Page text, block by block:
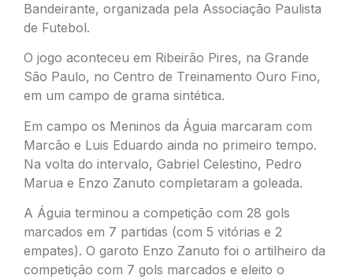
Bandeirante, organizada pela Associação Paulista
de Futebol.
O jogo aconteceu em Ribeirão Pires, na Grande
São Paulo, no Centro de Treinamento Ouro Fino,
em um campo de grama sintética.
Em campo os Meninos da Águia marcaram com
Marcão e Luis Eduardo ainda no primeiro tempo.
Na volta do intervalo, Gabriel Celestino, Pedro
Marua e Enzo Zanuto completaram a goleada.
A Águia terminou a competição com 28 gols
marcados em 7 partidas (com 5 vitórias e 2
empates). O garoto Enzo Zanuto foi o artilheiro da
competição com 7 gols marcados e eleito o